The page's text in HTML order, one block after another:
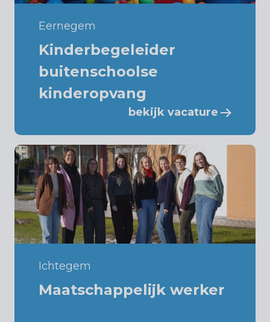
Eernegem
Kinderbegeleider
buitenschoolse
kinderopvang
bekijk vacature
Ichtegem
Maatschappelijk werker